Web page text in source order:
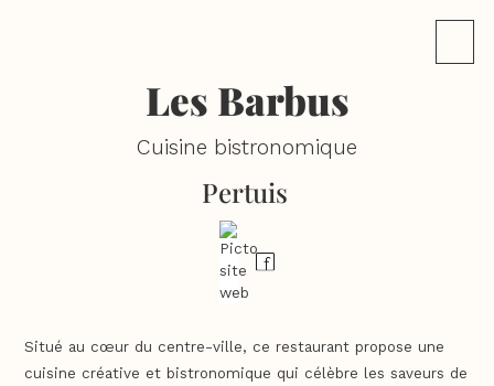
Les Barbus
Cuisine bistronomique
Pertuis
Situé au cœur du centre-ville, ce restaurant propose une
cuisine créative et bistronomique qui célèbre les saveurs de